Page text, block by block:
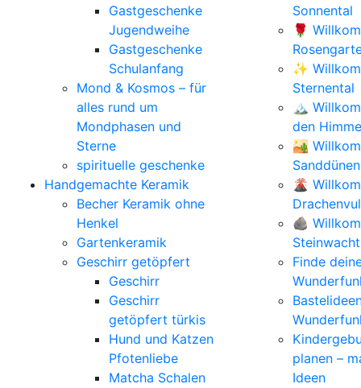
Gastgeschenke
Jugendweihe
Gastgeschenke
Schulanfang
Mond & Kosmos – für
alles rund um
Mondphasen und
Sterne
spirituelle geschenke
Handgemachte Keramik
Becher Keramik ohne
Henkel
Gartenkeramik
Geschirr getöpfert
Geschirr
Geschirr
getöpfert türkis
Hund und Katzen
Pfotenliebe
Matcha Schalen
Sonnental
🌹
✨
Sternental
🏔️
den
🏜️
Sanddünen
🌋
🪨
Steinwacht
Finde
planen –
Ideen